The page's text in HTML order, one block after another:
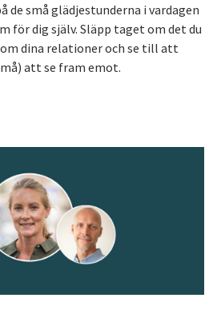
de små glädjestunderna i vardagen
för dig själv. Släpp taget om det du
om dina relationer och se till att
att se fram emot.